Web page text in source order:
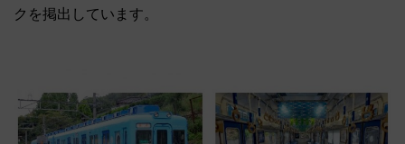
クを掲出しています。